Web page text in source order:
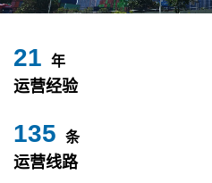
24 年
运营经验
153 条
运营线路